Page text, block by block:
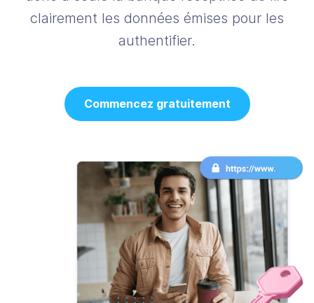
clairement les données émises pour les
authentifier.
Commencez gratuitement